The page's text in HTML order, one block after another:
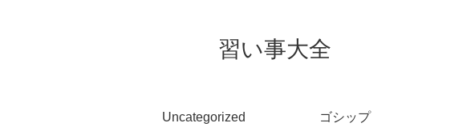
習い事大全
Uncategorized ゴシップ